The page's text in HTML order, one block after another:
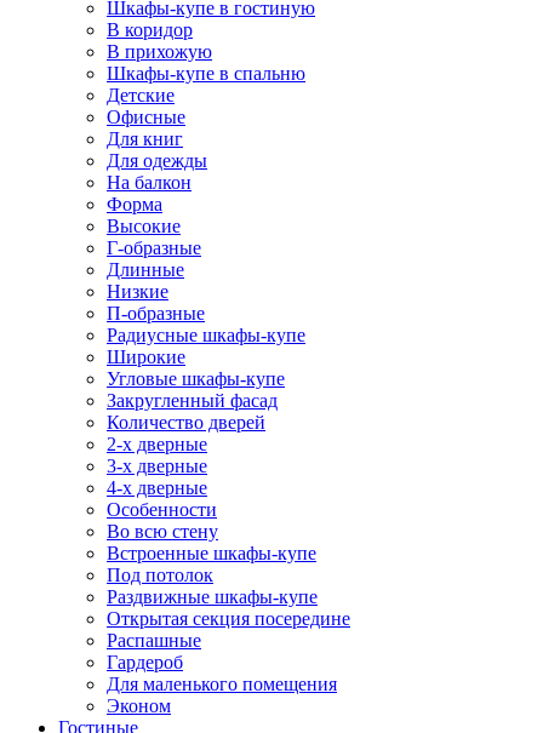
Шкафы-купе в гостиную
В коридор
В прихожую
Шкафы-купе в спальню
Детские
Офисные
Для книг
Для одежды
На балкон
Форма
Высокие
Г-образные
Длинные
Низкие
П-образные
Радиусные шкафы-купе
Широкие
Угловые шкафы-купе
Закругленный фасад
Количество дверей
2-х дверные
3-х дверные
4-х дверные
Особенности
Во всю стену
Встроенные шкафы-купе
Под потолок
Раздвижные шкафы-купе
Открытая секция посередине
Распашные
Гардероб
Для маленького помещения
Эконом
Гостиные